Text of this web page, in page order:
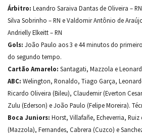
Árbitro: Leandro Saraiva Dantas de Oliveira –
Silva Sobrinho – RN e Valdomir Antônio de
Andrielly Elkeitt – RN
Gols: João Paulo aos 3 e 44 minutos do
do segundo tempo.
Cartão Amarelo: Santagati, Mazzola e
ABC: Welington, Ronaldo, Tiago Garça,
Ricardo Oliveira (Bileu), Claudemir (Everton
Zulu (Ederson) e João Paulo (Felipe Moreira).
Boca Juniors: Horst, Villafañe, Echeverria,
(Mazzola), Fernandes, Cabrera (Cuzco) e